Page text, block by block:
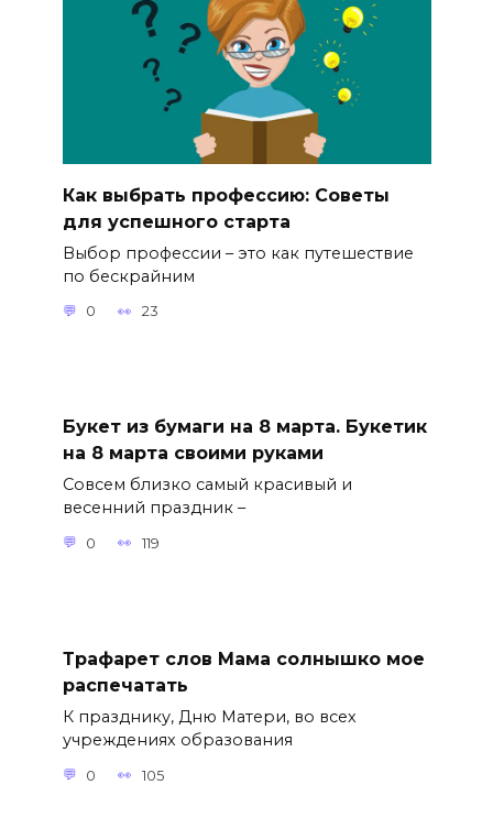
Как выбрать профессию: Советы
для успешного старта
Выбор профессии – это как путешествие
по бескрайним
0 23
Букет из бумаги на 8 марта. Букетик
на 8 марта своими руками
Совсем близко самый красивый и
весенний праздник –
0 119
Трафарет слов Мама солнышко мое
распечатать
К празднику, Дню Матери, во всех
учреждениях образования
0 105